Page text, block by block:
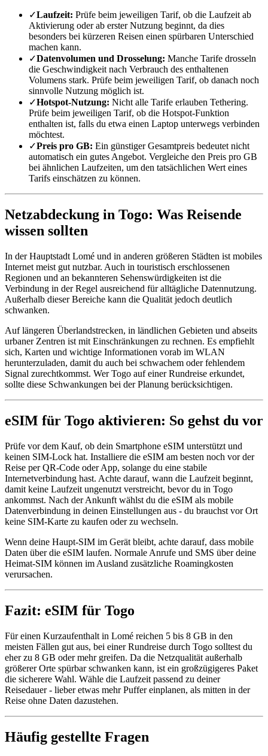
✓Laufzeit: Prüfe beim jeweiligen Tarif, ob die Laufzeit ab
Aktivierung oder ab erster Nutzung beginnt, da dies
besonders bei kürzeren Reisen einen spürbaren Unterschied
machen kann.
✓Datenvolumen und Drosselung: Manche Tarife drosseln
die Geschwindigkeit nach Verbrauch des enthaltenen
Volumens stark. Prüfe beim jeweiligen Tarif, ob danach noch
sinnvolle Nutzung möglich ist.
✓Hotspot-Nutzung: Nicht alle Tarife erlauben Tethering.
Prüfe beim jeweiligen Tarif, ob die Hotspot-Funktion
enthalten ist, falls du etwa einen Laptop unterwegs verbinden
möchtest.
✓Preis pro GB: Ein günstiger Gesamtpreis bedeutet nicht
automatisch ein gutes Angebot. Vergleiche den Preis pro GB
bei ähnlichen Laufzeiten, um den tatsächlichen Wert eines
Tarifs einschätzen zu können.
Netzabdeckung in Togo: Was Reisende
wissen sollten
In der Hauptstadt Lomé und in anderen größeren Städten ist mobiles
Internet meist gut nutzbar. Auch in touristisch erschlossenen
Regionen und an bekannteren Sehenswürdigkeiten ist die
Verbindung in der Regel ausreichend für alltägliche Datennutzung.
Außerhalb dieser Bereiche kann die Qualität jedoch deutlich
schwanken.
Auf längeren Überlandstrecken, in ländlichen Gebieten und abseits
urbaner Zentren ist mit Einschränkungen zu rechnen. Es empfiehlt
sich, Karten und wichtige Informationen vorab im WLAN
herunterzuladen, damit du auch bei schwachem oder fehlendem
Signal zurechtkommst. Wer Togo auf einer Rundreise erkundet,
sollte diese Schwankungen bei der Planung berücksichtigen.
eSIM für Togo aktivieren: So gehst du vor
Prüfe vor dem Kauf, ob dein Smartphone eSIM unterstützt und
keinen SIM-Lock hat. Installiere die eSIM am besten noch vor der
Reise per QR-Code oder App, solange du eine stabile
Internetverbindung hast. Achte darauf, wann die Laufzeit beginnt,
damit keine Laufzeit ungenutzt verstreicht, bevor du in Togo
ankommst. Nach der Ankunft wählst du die eSIM als mobile
Datenverbindung in deinen Einstellungen aus - du brauchst vor Ort
keine SIM-Karte zu kaufen oder zu wechseln.
Wenn deine Haupt-SIM im Gerät bleibt, achte darauf, dass mobile
Daten über die eSIM laufen. Normale Anrufe und SMS über deine
Heimat-SIM können im Ausland zusätzliche Roamingkosten
verursachen.
Fazit: eSIM für Togo
Für einen Kurzaufenthalt in Lomé reichen 5 bis 8 GB in den
meisten Fällen gut aus, bei einer Rundreise durch Togo solltest du
eher zu 8 GB oder mehr greifen. Da die Netzqualität außerhalb
größerer Orte spürbar schwanken kann, ist ein großzügigeres Paket
die sicherere Wahl. Wähle die Laufzeit passend zu deiner
Reisedauer - lieber etwas mehr Puffer einplanen, als mitten in der
Reise ohne Daten dazustehen.
Häufig gestellte Fragen